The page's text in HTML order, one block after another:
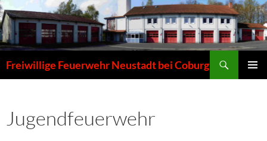
Zum
Inhalt
springen
Freiwillige Feuerwehr Neustadt bei Coburg
Jugendfeuerwehr